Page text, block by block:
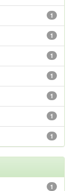
1
1
1
1
1
1
1
1